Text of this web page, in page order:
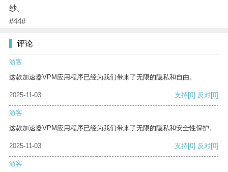
纱。
#44#
评论
游客
这款加速器VPM应用程序已经为我们带来了无限的隐私和自由。
2025-11-03 支持[0] 反对[0]
游客
这款加速器VPM应用程序已经为我们带来了无限的隐私和安全性保护。
2025-11-03 支持[0] 反对[0]
游客